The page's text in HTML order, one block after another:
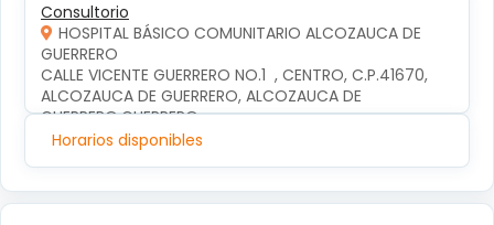
Consultorio
HOSPITAL BÁSICO COMUNITARIO ALCOZAUCA DE
GUERRERO
CALLE VICENTE GUERRERO NO.1  , CENTRO, C.P.41670,
ALCOZAUCA DE GUERRERO, ALCOZAUCA DE
GUERRERO,GUERRERO
Horarios disponibles